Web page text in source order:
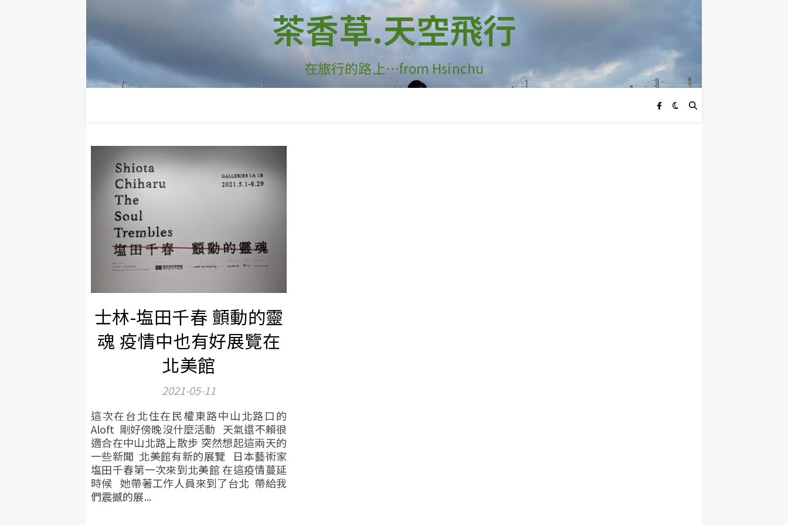
茶香草.天空飛行
在旅行的路上…from Hsinchu
士林-塩田千春 顫動的靈
魂 疫情中也有好展覽在
北美館
2021-05-11
這次在台北住在民權東路中山北路口的
Aloft 剛好傍晚沒什麼活動 天氣還不賴很
適合在中山北路上散步 突然想起這兩天的
一些新聞 北美館有新的展覽 日本藝術家
塩田千春第一次來到北美館 在這疫情蔓延
時候 她帶著工作人員來到了台北 帶給我
們震撼的展...